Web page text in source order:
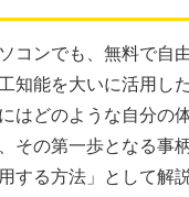
コンでも、無料で自
知能を大いに活用し
はどのような自分の
その第一歩となる事
する方法」として解